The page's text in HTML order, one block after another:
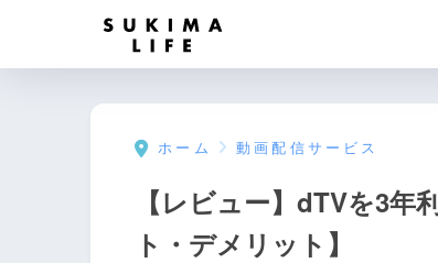
ホーム 動画配信サービス
【レビュー】dTVを3年
ト・デメリット】